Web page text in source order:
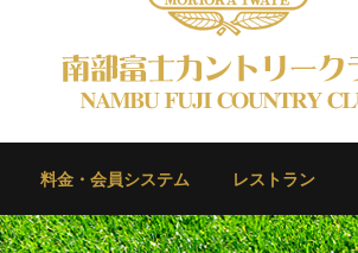
料金・会員システム レストラン